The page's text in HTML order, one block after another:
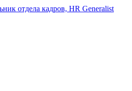
отдела кадров, HR Generalist